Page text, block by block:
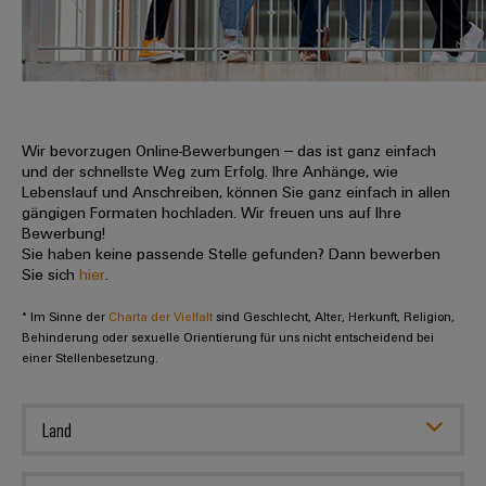
erlebbar
werden.
Datencenter
Produkte
für
Rechenzentren
–
effizient,
zuverlässig,
skalierbar
Energiespeicher
Lösungen
und
Anschlusstechnologie
DC-
u-
OS
Edge
Computing
Industrial
5G
Single
Leiterplattenklemmen
Gehäusesysteme
komponenten
Kabeleinführungssysteme
und
-
komponenten
Anschlussleitungen,
Patchkabel
Fast
Delivery
Beratung
und
digitale
Planung
easyConnect
-
Ihre
uns
Promotionfahrzeug
Distribution
Info
für
unsere
Partner
Vertrieb
Weidmüller
Zahlen
Unser
Vorstand
Nachhaltigkeit
Academy
People
Karriere
Stellen
für
Berufserfahrene
Für
Studierende
Werkstudententätigkeiten
Praktika
Abschlussarbeiten
Wir bevorzugen Online-Bewerbungen – das ist ganz einfach
und der schnellste Weg zum Erfolg. Ihre Anhänge, wie
Lebenslauf und Anschreiben, können Sie ganz einfach in allen
gängigen Formaten hochladen. Wir freuen uns auf Ihre
Bewerbung!
Sie haben keine passende Stelle gefunden? Dann bewerben
Sie sichhier
* Im Sinne der Charta der Vielfalt sind Geschlecht, Alter, Herkunft, Religion,
Behinderung oder sexuelle Orientierung für uns nicht entscheidend bei
einer Stellenbesetzung.
Land